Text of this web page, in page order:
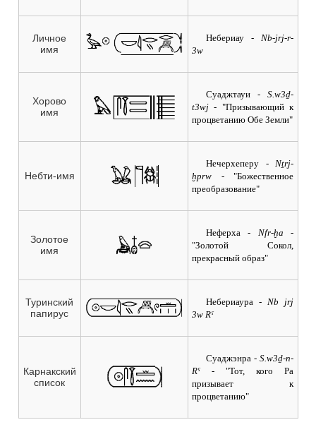
Личное
имя
Небериау - Nb-jrj-r-
3w
Хорово
имя
Суаджтауи - S.w3ḏ-
t3wj - "Призывающий к
процветанию Обе Земли"
Небти-имя
Нечерхеперу - Nṯrj-
ḫprw - "Божественное
преобразование"
Золотое
имя
Неферха - Nfr-ḫa -
"Золотой Сокол,
прекрасный образ"
Туринский
папирус
Небериаура - Nb jrj
3w Rˁ
Карнакский
список
Суаджэнра - S.w3ḏ-n-
Rˁ - "Тот, кого Ра
призывает к
процветанию"